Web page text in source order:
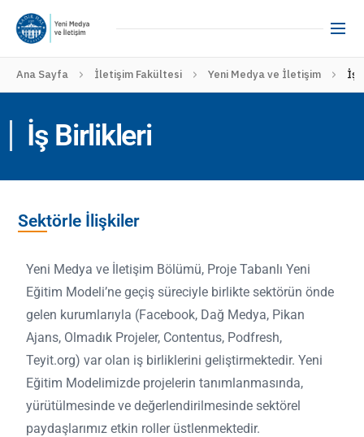
Ana Sayfa İletişim Fakültesi Yeni Medya ve İletişim İş
İş Birlikleri
Sektörle İlişkiler
Yeni Medya ve İletişim Bölümü, Proje Tabanlı Yeni
Eğitim Modeli’ne geçiş süreciyle birlikte sektörün önde
gelen kurumlarıyla (Facebook, Dağ Medya, Pikan
Ajans, Olmadık Projeler, Contentus, Podfresh,
Teyit.org) var olan iş birliklerini geliştirmektedir. Yeni
Eğitim Modelimizde projelerin tanımlanmasında,
yürütülmesinde ve değerlendirilmesinde sektörel
paydaşlarımız etkin roller üstlenmektedir.